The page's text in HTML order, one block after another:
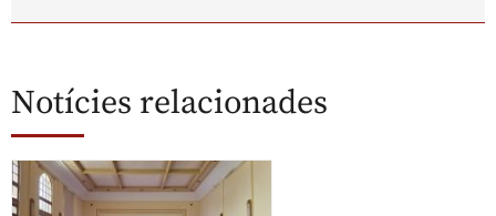
Notícies relacionades